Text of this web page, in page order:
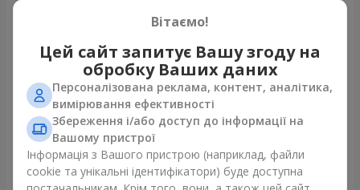
Композиція "Сільвія"
3 856 грн
Букет "Katarina"
2 874 грн
Вітаємо!
Цей сайт запитує Вашу згоду на
обробку Ваших даних
Персоналізована реклама, контент, аналітика,
вимірювання ефективності
Збереження і/або доступ до інформації на
Вашому пристрої
Інформація з Вашого пристрою (наприклад, файли
cookie та унікальні ідентифікатори) буде доступна